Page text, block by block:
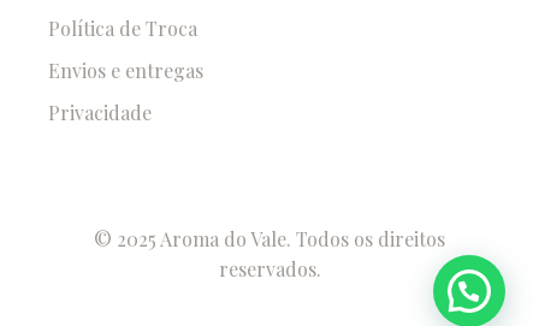
Política de Troca
Envios e entregas
Privacidade
© 2025 Aroma do Vale. Todos os direitos
reservados.